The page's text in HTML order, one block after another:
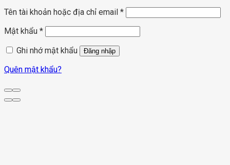
Tên tài khoản hoặc địa chỉ email *
Mật khẩu *
Ghi nhớ mật khẩu
Đăng nhập
Quên mật khẩu?